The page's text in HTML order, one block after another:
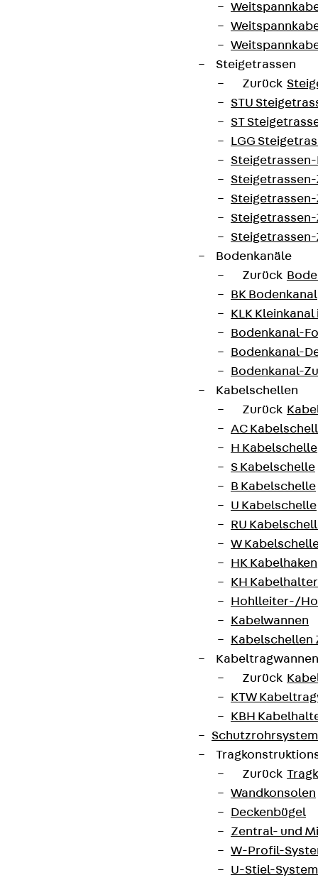
Steigetrassen
Zurück
STU
ST
LGG
Steigetrassen-
Steigetrassen-
Steigetrassen-
Steigetrassen-
Bodenkanäle
Zurück
BK Bodenkanal
KLK
Bodenkanal-
Bodenkanal-
Bodenkanal-
Kabelschellen
Zurück
AC
H Kabelschelle
S Kabelschelle
B Kabelschelle
U Kabelschelle
RU
W
HK Kabelhaken
KH Kabelhalter
Hohlleiter-/
Kabelwannen
Kabelschellen
Zurück
KTW
KBH
Zurück
Wandkonsolen
Deckenbügel
Zentral- und
W-Profil-
U-Stiel-System